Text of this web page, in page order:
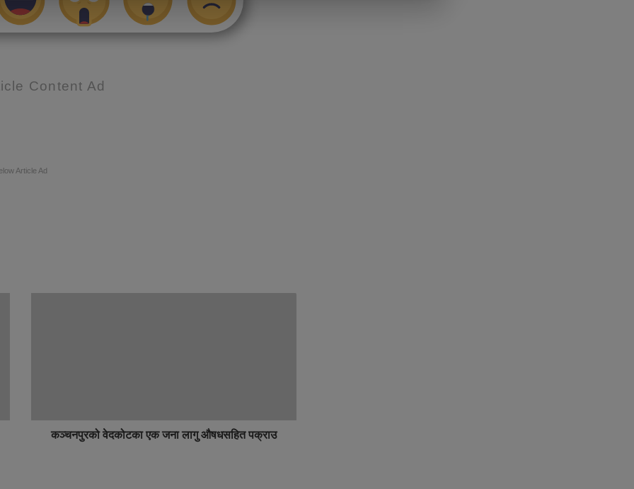
Content Ad
Article Ad
कञ्चनपुरको वेदकोटका एक जना लागु औषधसहित पक्राउ